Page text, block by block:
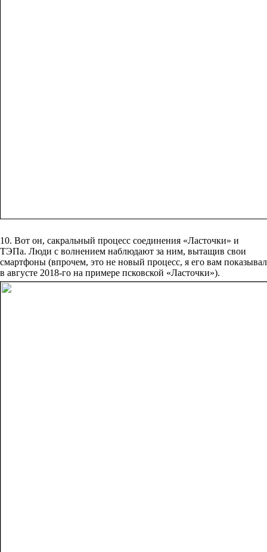
10. Вот он, сакральный процесс соединения «Ласточки» и
ТЭПа. Люди с волнением наблюдают за ним, вытащив свои
смартфоны (впрочем, это не новый процесс, я его вам показывал
в августе 2018-го на примере псковской «Ласточки»).